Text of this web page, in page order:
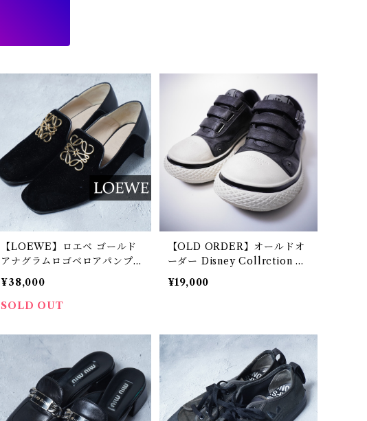
【LOEWE】ロエベ ゴールド
アナグラムロゴベロアパンプ
ス black
¥38,000
SOLD OUT
【OLD ORDER】オールドオ
ーダー Disney Collrction C
ANVAS スニーカー 40
¥19,000